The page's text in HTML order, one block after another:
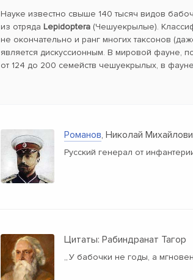
Науке известно свыше 140 тысяч видов
из отряда Lepidoptera (Чешуекрылые).
не окончательно и ранг многих таксонов
является дискуссионным. В мировой фауне,
от 124 до 200 семейств чешуекрылых, в
Романов, Николай
Русский генерал от
Цитаты: Рабиндранат Тагор
„У бабочки не годы, а